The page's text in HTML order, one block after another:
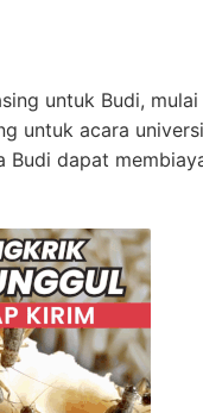
untuk Budi,
untuk acara
Budi dapat